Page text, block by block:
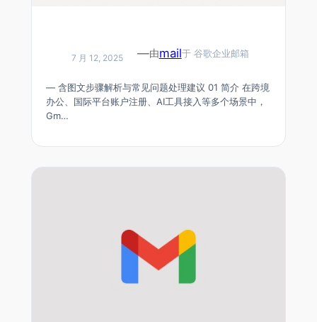
问题解决方案
7 月 12, 2025 —由mail于 谷歌企业邮箱
— 含图文步骤解析与常见问题处理建议 01 简介 在跨境
办公、国际平台账户注册、AI工具接入等多个场景中，
Gm…